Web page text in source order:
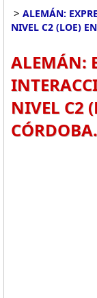
> ALEMÁN:
NIVEL C2 (LOE)
ALEMÁN:
NIVEL C2
CÓRDOBA.